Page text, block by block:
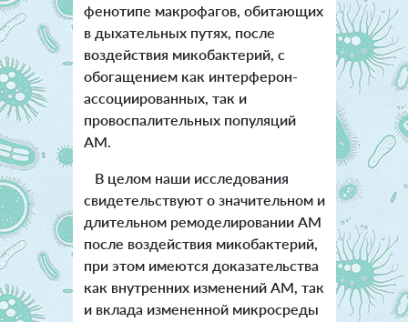
фенотипе макрофагов, обитающих
в дыхательных путях, после
воздействия микобактерий, с
обогащением как интерферон-
ассоциированных, так и
провоспалительных популяций
AM.
В целом наши исследования
свидетельствуют о значительном и
длительном ремоделировании АМ
после воздействия микобактерий,
при этом имеются доказательства
как внутренних изменений АМ, так
и вклада измененной микросреды